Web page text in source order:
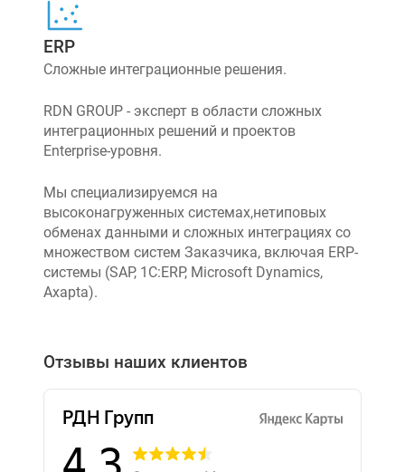
ERP
Сложные интеграционные решения.
RDN GROUP - эксперт в области сложных
интеграционных решений и проектов
Enterprise-уровня.
Мы специализируемся на
высоконагруженных системах,нетиповых
обменах данными и сложных интеграциях со
множеством систем Заказчика, включая ERP-
системы (SAP, 1C:ERP, Microsoft Dynamics,
Axapta).
Отзывы наших клиентов